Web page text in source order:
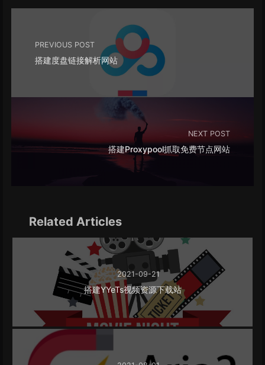
PREVIOUS POST
搭建度盘链接解析网站
NEXT POST
搭建Proxypool抓取免费节点网站
Related Articles
2021-09-21
搭建YYeTs视频资源下载站